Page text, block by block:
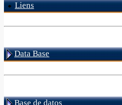
Liens
Data Base
Base de datos